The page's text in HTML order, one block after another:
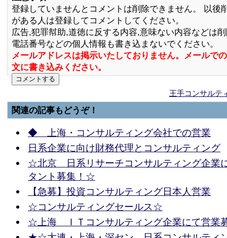
登録していませんとコメントは削除できません。 以後
がある人は登録してコメントしてください。
広告,犯罪幇助,道徳に反する内容,意味ない内容などは
電話番号などの個人情報も書き込まないでください。
メールアドレスは掲示いたしておりません。メールで
文に書き込みください。
王手コンサルテ
関連の記事もどうぞ！
◆ 上海・コンサルティング会社での営業
日系企業に向け財務代理とコンサルティング
☆北京 日系リサーチコンサルティング企業
タント募集！☆
【急募】投資コンサルティング日本人営業
☆コンサルティングセールス☆
☆上海 ＩＴコンサルティング企業にて営業